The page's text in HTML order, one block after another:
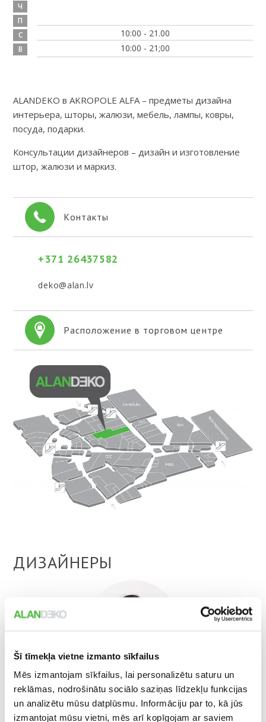
Šī tīmekļa vietne izmanto sīkfailus
Mēs izmantojam sīkfailus, lai personalizētu saturu un
reklāmas, nodrošinātu sociālo saziņas līdzekļu funkcijas
un analizētu mūsu datplūsmu. Informāciju par to, kā jūs
izmantojat mūsu vietni, mēs arī kopīgojam ar saviem
Ч
П
С
В
10:00 - 21.00
10:00 - 21;00
ALANDEKO в AKROPOLE ALFA – предметы дизайна
интерьера, шторы, жалюзи, мебель, лампы, ковры,
посуда, подарки.
Консультации дизайнеров – дизайн и изготовление
штор, жалюзи и маркиз.
Контакты
+371 26437582
deko@alan.lv
Расположение в торговом центре
ДИЗАЙНЕРЫ
ZITA ZARŽECKA
Дизайнер